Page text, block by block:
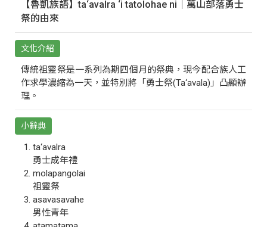
【魯凱族語】ta‘avalra ‘i tatolohae ni｜萬山部落勇士
祭的由來
文化介紹
傳統祖靈祭是一系列為期四個月的祭典，現今配合族人工
作求學濃縮為一天，並特別將「勇士祭(Ta‘avala)」凸顯辦
理。
小辭典
ta‘avalra
勇士成年禮
molapangolai
祖靈祭
asavasavahe
男性青年